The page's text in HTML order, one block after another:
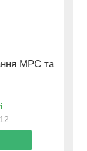
МРС та